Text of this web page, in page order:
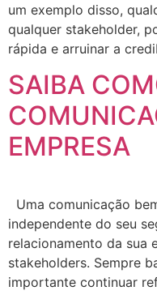
um exemplo disso,
qualquer stakeholder,
rápida e arruinar a
SAIBA
EMPRESA
Uma comunicação
independente do seu
relacionamento da sua
stakeholders. Sempre
importante continuar